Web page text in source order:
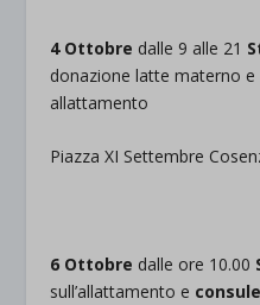
4 Ottobre dalle 9 alle 21
donazione latte materno e
allattamento
Piazza XI Settembre
6 Ottobre dalle ore 10.00
sull’allattamento e